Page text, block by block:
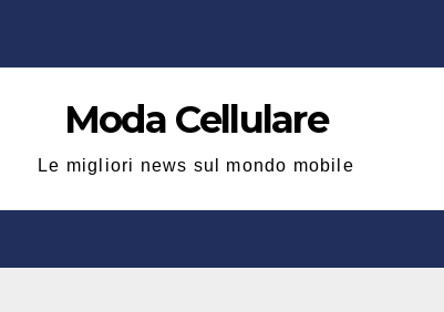
Moda Cellulare
Le migliori news sul mondo mobile